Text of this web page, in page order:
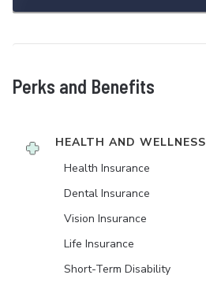
Perks and Benefits
HEALTH AND WELLNESS
Health Insurance
Dental Insurance
Vision Insurance
Life Insurance
Short-Term Disability